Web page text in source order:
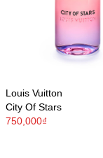
Louis Vuitton
City Of Stars
750,000₫